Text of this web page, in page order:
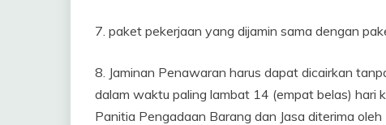
7. paket pekerjaan yang dijamin sama dengan
8. Jaminan Penawaran harus dapat dicairkan
dalam waktu paling lambat 14 (empat belas) hari
Panitia Pengadaan Barang dan Jasa diterima